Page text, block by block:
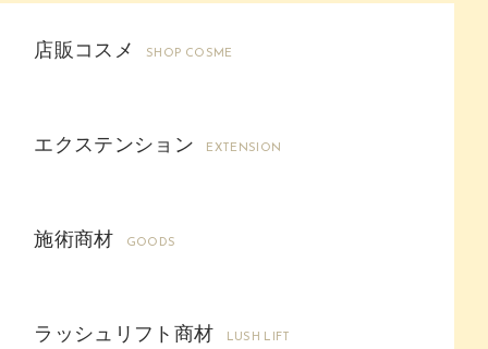
店販コスメ SHOP COSME
エクステンション EXTENSION
施術商材 GOODS
ラッシュリフト商材 LUSH LIFT